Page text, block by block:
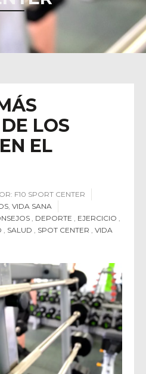
LOS
EL
F10 SPORT CENTER
VIDA SANA
DEPORTE EJERCICIO
SALUD SPOT CENTER
VIDA